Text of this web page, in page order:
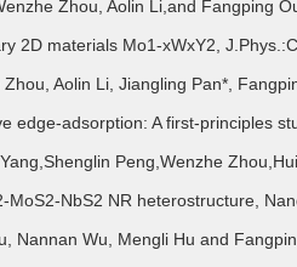
Zhou, Aolin Li,and Fangping
2D materials Mo1-xWxY2,
Aolin Li, Jiangling Pan*,
edge-adsorption: A first-principles
Peng,Wenzhe
NbS2 NR heterostructure,
Nannan Wu, Mengli Hu and